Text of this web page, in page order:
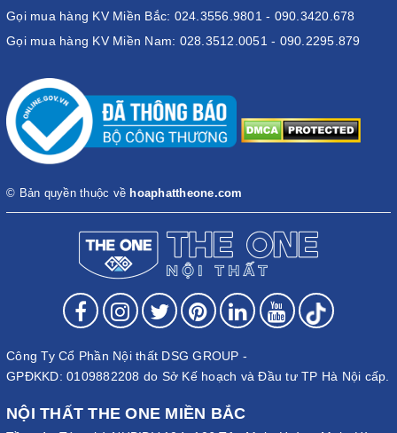
Gọi mua hàng KV Miền Bắc: 024.3556.9801 - 090.3420.678
Gọi mua hàng KV Miền Nam: 028.3512.0051 - 090.2295.879
© Bản quyền thuộc về hoaphattheone.com
Công Ty Cổ Phần Nội thất DSG GROUP -
GPĐKKD: 0109882208 do Sở Kế hoạch và Đầu tư TP Hà Nội cấp.
NỘI THẤT THE ONE MIỀN BẮC